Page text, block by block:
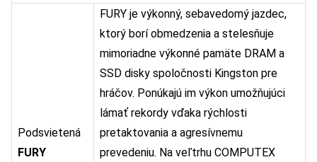
Podsvietená
FURY
FURY je výkonný, sebavedomý jazdec,
ktorý borí obmedzenia a stelesňuje
mimoriadne výkonné pamäte DRAM a
SSD disky spoločnosti Kingston pre
hráčov. Ponúkajú im výkon umožňujúci
lámať rekordy vďaka rýchlosti
pretaktovania a agresívnemu
prevedeniu. Na veľtrhu COMPUTEX